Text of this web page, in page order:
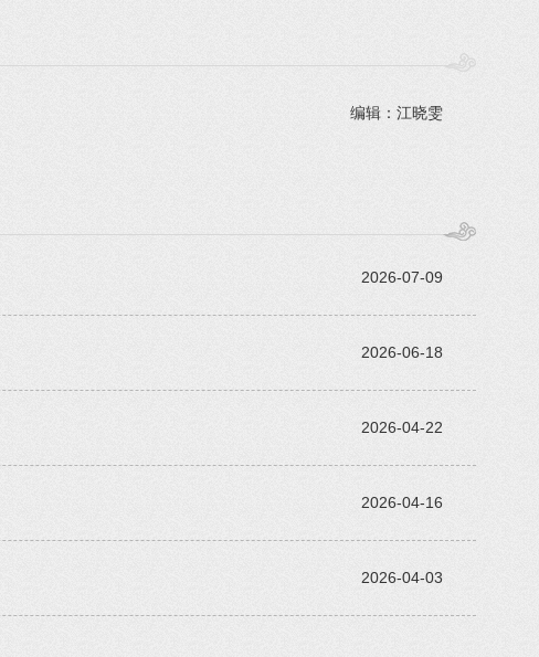
编辑：江晓雯
2026-07-09
2026-06-18
2026-04-22
2026-04-16
2026-04-03